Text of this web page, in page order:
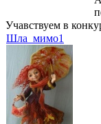
Учавствуем в
Шла_мимо1